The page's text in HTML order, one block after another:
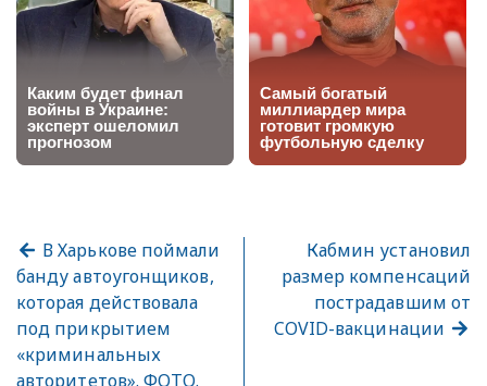
В Харькове поймали
банду автоугонщиков,
которая действовала
под прикрытием
«криминальных
авторитетов». ФОТО.
Кабмин установил
размер компенсаций
пострадавшим от
COVID-вакцинации